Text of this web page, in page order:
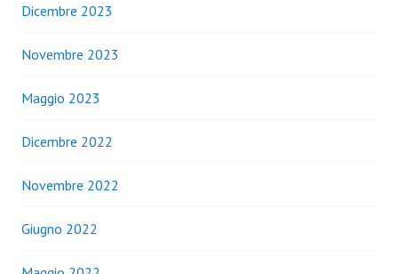
Dicembre 2023
Novembre 2023
Maggio 2023
Dicembre 2022
Novembre 2022
Giugno 2022